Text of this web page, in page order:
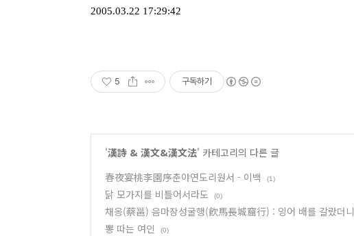
2005.03.22 17:29:42
5 구독하기
'漢詩 & 漢文&漢文法' 카테고리의 다른 글
春夜宴桃李園序춘야연도리원서 - 이백
(1)
닭 모가지를 비틀어서라도 (0)
채옹(蔡邕) 음마장성굴행(飮馬長城窟行) : 잉어 배를 갈랐더니
뽕 따는 여인 (0)